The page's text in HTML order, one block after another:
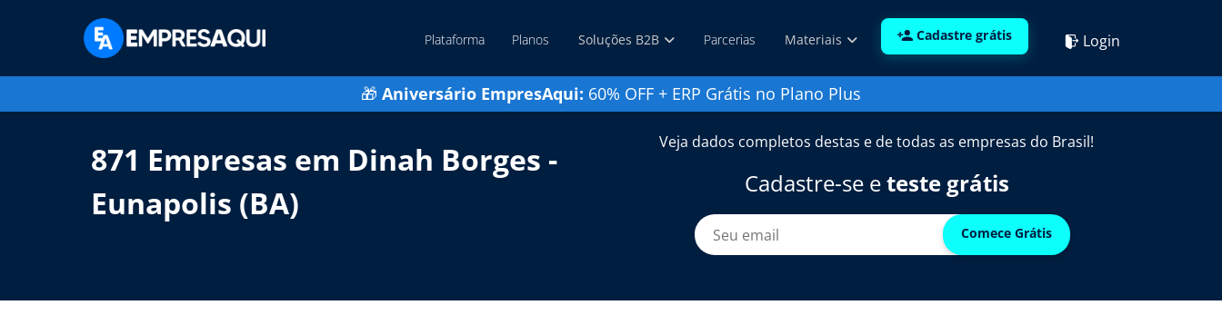
Plataforma Planos Soluções B2B Parcerias Materiais Cadastre grátis Login
🎁 Aniversário EmpresAqui: 60% OFF + ERP Grátis no Plano Plus
871 Empresas em Dinah Borges -
Eunapolis (BA)
Veja dados completos destas e de todas as empresas do Brasil!
Cadastre-se eteste grátis
Comece Grátis